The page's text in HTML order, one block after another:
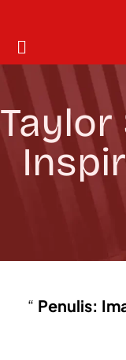
Penulis: